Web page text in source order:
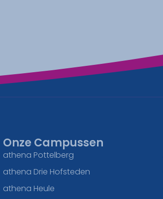
Onze Campussen
athena Pottelberg
athena Drie Hofsteden
athena Heule